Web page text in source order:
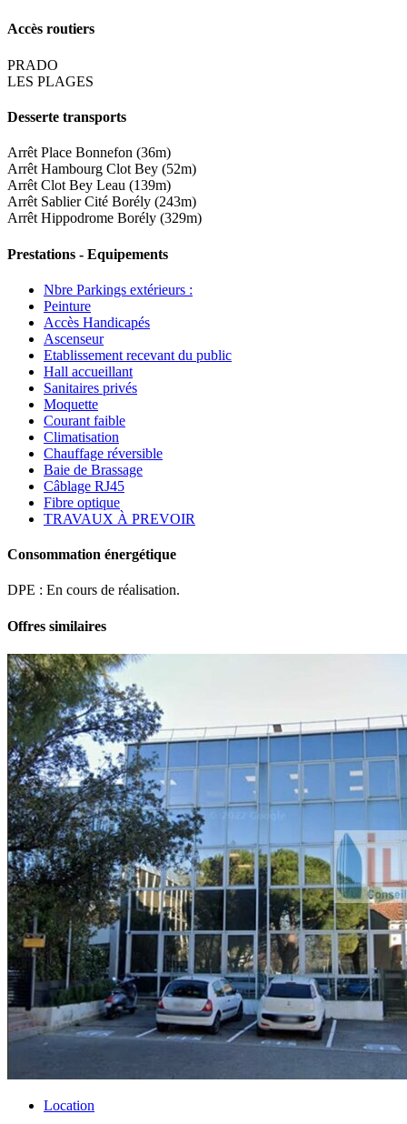
Accès routiers
PRADO
LES PLAGES
Desserte transports
Arrêt Place Bonnefon (36m)
Arrêt Hambourg Clot Bey (52m)
Arrêt Clot Bey Leau (139m)
Arrêt Sablier Cité Borély (243m)
Arrêt Hippodrome Borély (329m)
Prestations - Equipements
Nbre Parkings extérieurs :
Peinture
Accès Handicapés
Ascenseur
Etablissement recevant du public
Hall accueillant
Sanitaires privés
Moquette
Courant faible
Climatisation
Chauffage réversible
Baie de Brassage
Câblage RJ45
Fibre optique
TRAVAUX À PREVOIR
Consommation énergétique
DPE : En cours de réalisation.
Offres similaires
Location